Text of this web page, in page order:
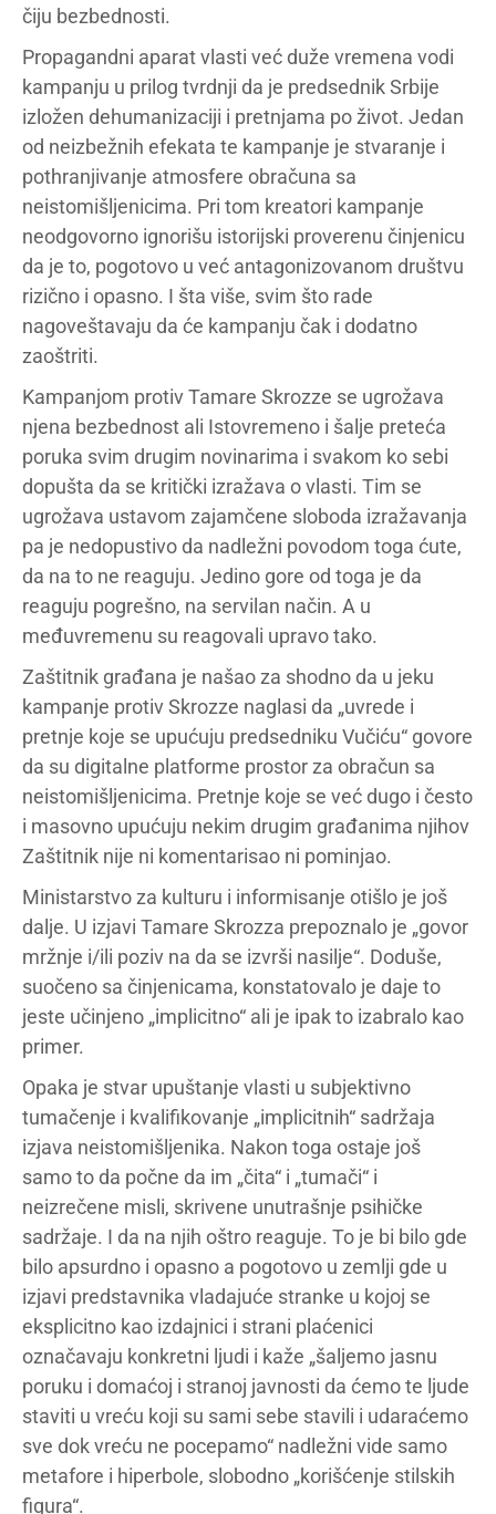
čiju bezbednosti.
Propagandni aparat vlasti već duže vremena vodi
kampanju u prilog tvrdnji da je predsednik Srbije
izložen dehumanizaciji i pretnjama po život. Jedan
od neizbežnih efekata te kampanje je stvaranje i
pothranjivanje atmosfere obračuna sa
neistomišljenicima. Pri tom kreatori kampanje
neodgovorno ignorišu istorijski proverenu činjenicu
da je to, pogotovo u već antagonizovanom društvu
rizično i opasno. I šta više, svim što rade
nagoveštavaju da će kampanju čak i dodatno
zaoštriti.
Kampanjom protiv Tamare Skrozze se ugrožava
njena bezbednost ali Istovremeno i šalje preteća
poruka svim drugim novinarima i svakom ko sebi
dopušta da se kritički izražava o vlasti. Tim se
ugrožava ustavom zajamčene sloboda izražavanja
pa je nedopustivo da nadležni povodom toga ćute,
da na to ne reaguju. Jedino gore od toga je da
reaguju pogrešno, na servilan način. A u
međuvremenu su reagovali upravo tako.
Zaštitnik građana je našao za shodno da u jeku
kampanje protiv Skrozze naglasi da „uvrede i
pretnje koje se upućuju predsedniku Vučiću“ govore
da su digitalne platforme prostor za obračun sa
neistomišljenicima. Pretnje koje se već dugo i često
i masovno upućuju nekim drugim građanima njihov
Zaštitnik nije ni komentarisao ni pominjao.
Ministarstvo za kulturu i informisanje otišlo je još
dalje. U izjavi Tamare Skrozza prepoznalo je „govor
mržnje i/ili poziv na da se izvrši nasilje“. Doduše,
suočeno sa činjenicama, konstatovalo je daje to
jeste učinjeno „implicitno“ ali je ipak to izabralo kao
primer.
Opaka je stvar upuštanje vlasti u subjektivno
tumačenje i kvalifikovanje „implicitnih“ sadržaja
izjava neistomišljenika. Nakon toga ostaje još
samo to da počne da im „čita“ i „tumači“ i
neizrečene misli, skrivene unutrašnje psihičke
sadržaje. I da na njih oštro reaguje. To je bi bilo gde
bilo apsurdno i opasno a pogotovo u zemlji gde u
izjavi predstavnika vladajuće stranke u kojoj se
eksplicitno kao izdajnici i strani plaćenici
označavaju konkretni ljudi i kaže „šaljemo jasnu
poruku i domaćoj i stranoj javnosti da ćemo te ljude
staviti u vreću koji su sami sebe stavili i udaraćemo
sve dok vreću ne pocepamo“ nadležni vide samo
metafore i hiperbole, slobodno „korišćenje stilskih
figura“.